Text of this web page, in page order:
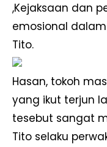
,Kejaksaan dan
emosional
Tito.
Hasan, tokoh
yang ikut terjun
tesebut sangat
Tito selaku